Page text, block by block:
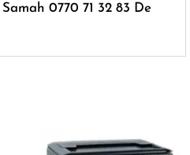
0770 71 32 83 De